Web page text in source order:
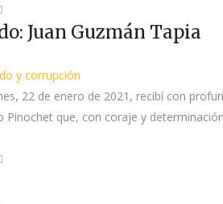
Juan Guzmán Tapia
y corrupción
22 de enero de 2021, recibí con
Pinochet que, con coraje y